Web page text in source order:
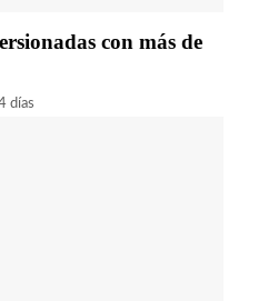
con más de
días